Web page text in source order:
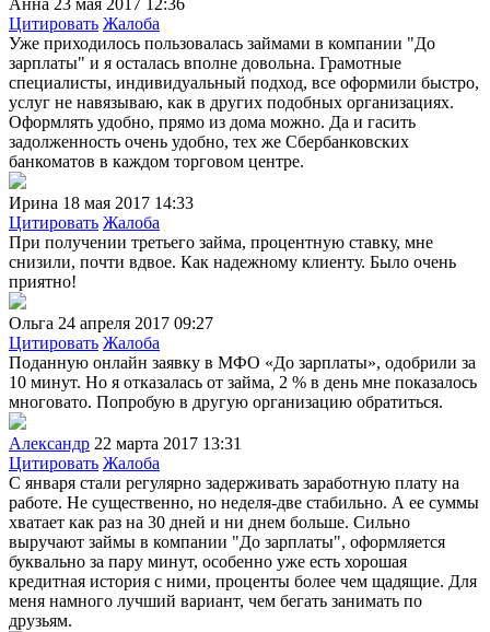
Анна 23 мая 2017 12:36
Цитировать Жалоба
Уже приходилось пользовалась займами в компании "До
зарплаты" и я осталась вполне довольна. Грамотные
специалисты, индивидуальный подход, все оформили быстро,
услуг не навязываю, как в других подобных организациях.
Оформлять удобно, прямо из дома можно. Да и гасить
задолженность очень удобно, тех же Сбербанковских
банкоматов в каждом торговом центре.
Ирина 18 мая 2017 14:33
Цитировать Жалоба
При получении третьего займа, процентную ставку, мне
снизили, почти вдвое. Как надежному клиенту. Было очень
приятно!
Ольга 24 апреля 2017 09:27
Цитировать Жалоба
Поданную онлайн заявку в МФО «До зарплаты», одобрили за
10 минут. Но я отказалась от займа, 2 % в день мне показалось
многовато. Попробую в другую организацию обратиться.
Александр 22 марта 2017 13:31
Цитировать Жалоба
С января стали регулярно задерживать заработную плату на
работе. Не существенно, но неделя-две стабильно. А ее суммы
хватает как раз на 30 дней и ни днем больше. Сильно
выручают займы в компании "До зарплаты", оформляется
буквально за пару минут, особенно уже есть хорошая
кредитная история с ними, проценты более чем щадящие. Для
меня намного лучший вариант, чем бегать занимать по
друзьям.